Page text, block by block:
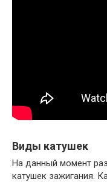
Виды катушек
На данный момент
катушек зажигания.